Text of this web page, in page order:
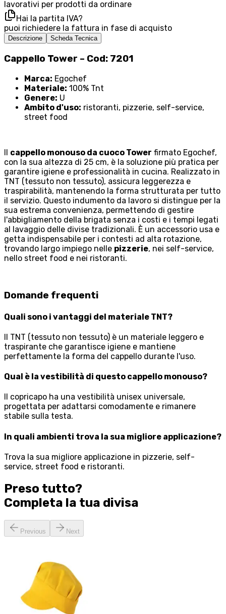
lavorativi per prodotti da ordinare
Hai la partita IVA?
puoi richiedere la fattura in fase di acquisto
Descrizione Scheda Tecnica
Cappello Tower – Cod: 7201
Marca: Egochef
Materiale: 100% Tnt
Genere: U
Ambito d'uso: ristoranti, pizzerie, self-service,
street food
Il cappello monouso da cuoco Tower firmato Egochef,
con la sua altezza di 25 cm, è la soluzione più pratica per
garantire igiene e professionalità in cucina. Realizzato in
TNT (tessuto non tessuto), assicura leggerezza e
traspirabilità, mantenendo la forma strutturata per tutto
il servizio. Questo indumento da lavoro si distingue per la
sua estrema convenienza, permettendo di gestire
l'abbigliamento della brigata senza i costi e i tempi legati
al lavaggio delle divise tradizionali. È un accessorio usa e
getta indispensabile per i contesti ad alta rotazione,
trovando largo impiego nelle pizzerie, nei self-service,
nello street food e nei ristoranti.
Domande frequenti
Quali sono i vantaggi del materiale TNT?
Il TNT (tessuto non tessuto) è un materiale leggero e
traspirante che garantisce igiene e mantiene
perfettamente la forma del cappello durante l'uso.
Qual è la vestibilità di questo cappello monouso?
Il copricapo ha una vestibilità unisex universale,
progettata per adattarsi comodamente e rimanere
stabile sulla testa.
In quali ambienti trova la sua migliore applicazione?
Trova la sua migliore applicazione in pizzerie, self-
service, street food e ristoranti.
Preso tutto?
Completa la tua divisa
Previous Next